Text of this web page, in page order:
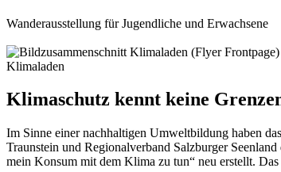
Wanderausstellung für Jugendliche und Erwachsene
Klimaladen
Klimaschutz kennt keine
Im Sinne einer nachhaltigen Umweltbildung haben
Traunstein und Regionalverband Salzburger
mein Konsum mit dem Klima zu tun“ neu erstellt.